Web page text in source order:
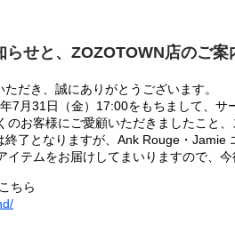
らせと、ZOZOTOWN店のご案
だき、誠にありがとうございます。
7月31日（金）17:00をもちまして、サ
のお客様にご愛顧いただきましたこと
了となりますが、Ank Rouge・
イテムをお届けしてまいりますので、
ちら